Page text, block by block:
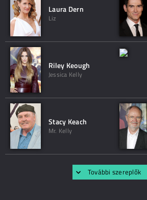
Laura Dern
Liz
Riley Keough
Jessica Kelly
Stacy Keach
Mr. Kelly
További szereplők